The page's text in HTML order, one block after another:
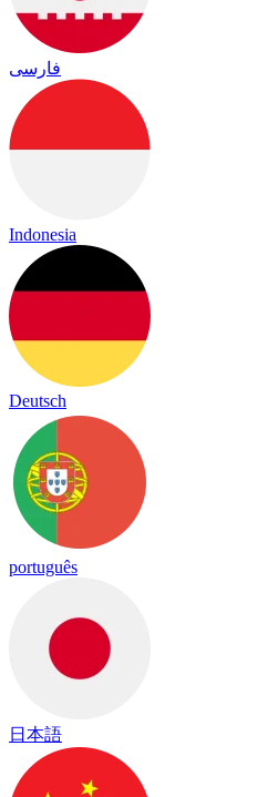
فارسی
Indonesia
Deutsch
português
日本語